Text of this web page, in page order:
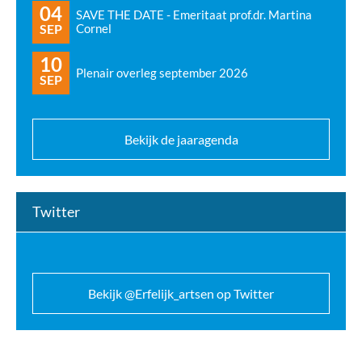
04
SEP
SAVE THE DATE - Emeritaat prof.dr. Martina
Cornel
10
SEP Plenair overleg september 2026
Bekijk de jaaragenda
Twitter
Bekijk @Erfelijk_artsen op Twitter